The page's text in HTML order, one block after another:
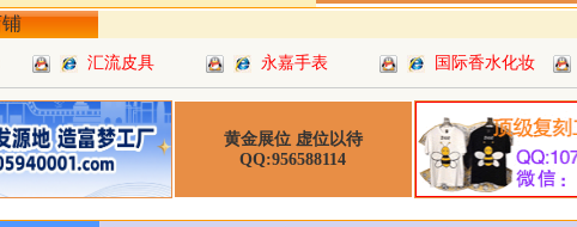
汇流皮具 永嘉手表 国际香水化妆
黄金展位 虚位以待
QQ:956588114